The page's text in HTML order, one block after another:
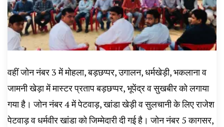
वहीं जोन नंबर 3 में मोहला, बड़छप्पर, उगालन, धर्मखेड़ी, भकलाना व
जामनी खेड़ा में मास्टर प्रताप बड़छप्पर, भूपेंद्र व सुखबीर को लगाया
गया है। जोन नंबर 4 में पेटवाड़, खांडा खेड़ी व सुलचानी के लिए राजेश
पेटवाड़ व धर्मवीर खांडा को जिम्मेदारी दी गई है। जोन नंबर 5 कागसर,